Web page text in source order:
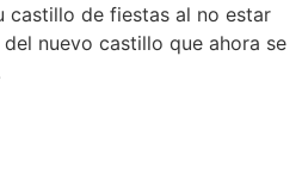
castillo de fiestas al no estar
nuevo castillo que ahora se